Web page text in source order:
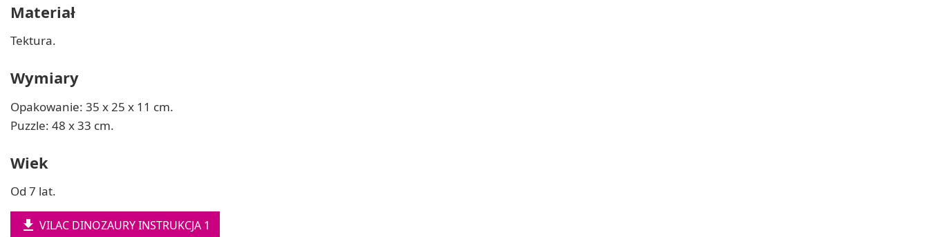
Materiał
Tektura.
Wymiary
Opakowanie: 35 x 25 x 11 cm.
Puzzle: 48 x 33 cm.
Wiek
Od 7 lat.
 VILAC DINOZAURY INSTRUKCJA 1